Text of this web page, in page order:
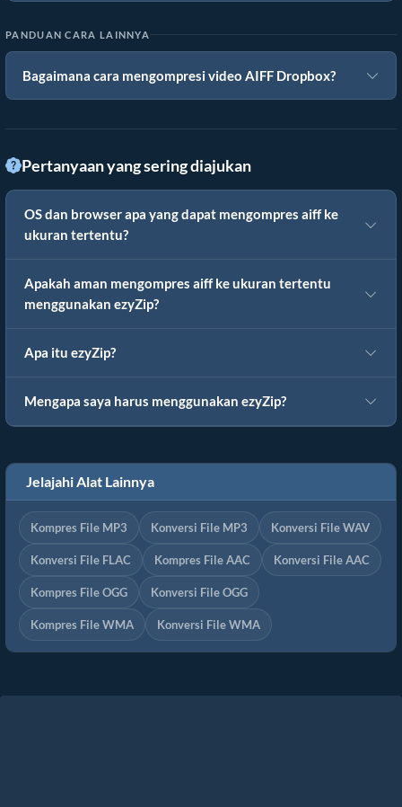
PANDUAN CARA LAINNYA
Bagaimana cara mengompresi video AIFF Dropbox?
Pertanyaan yang sering diajukan
OS dan browser apa yang dapat mengompres aiff ke
ukuran tertentu?
Apakah aman mengompres aiff ke ukuran tertentu
menggunakan ezyZip?
Apa itu ezyZip?
Mengapa saya harus menggunakan ezyZip?
Jelajahi Alat Lainnya
Kompres File MP3 Konversi File MP3 Konversi File WAV
Konversi File FLAC Kompres File AAC Konversi File AAC
Kompres File OGG Konversi File OGG
Kompres File WMA Konversi File WMA